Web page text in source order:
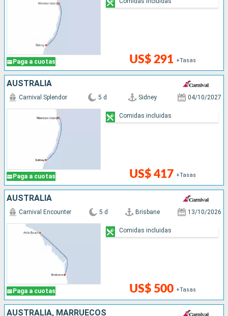
Paga a cuotas US$ 291 +Tasas
AUSTRALIA
Paga a cuotas
Carnival Splendor 5 d Sidney 04/10/2027
US$ 417 +Tasas
Comidas incluidas
AUSTRALIA
Paga a cuotas
Carnival Encounter 5 d Brisbane 13/10/2026
US$ 500 +Tasas
Comidas incluidas
AUSTRALIA, MARRUECOS